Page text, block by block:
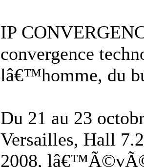
IP
convergence
lâ€™homme, du
Du 21 au 23
Versailles, Hall
2008,